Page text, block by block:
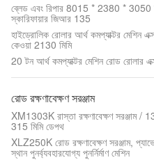
ব্লেড এবং রিপার 8015 * 2380 * 3050
স্কারিফায়ার জিআর 135
হাইড্রোলিক রোলার আর্থ কমপ্যাক্টর
কেওয়া 2130 মিমি
20 টন আর্থ কমপ্যাক্টর মেশিন রোড রোলার
রোড রক্ষণাবেক্ষণ সরঞ্জাম
XM1303K রাস্তা রক্ষণাবেক্ষণ সরঞ্জাম /
315 মিমি ডেপথ
XLZ250K রোড রক্ষণাবেক্ষণ সরঞ্জাম,
স্থান পুনর্ব্যবহারযোগ্য পুনর্নির্মাণ মেশিন